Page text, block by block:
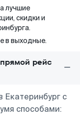
лучшие
скидки и
в выходные.
рейс
с
способами: